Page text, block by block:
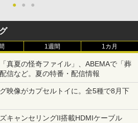
● ● ●
1週間 1カ月
真夏の怪奇ファイル」、ABEMAで「葬
信など。夏の特番・配信情報
映像がカプセルトイに。全5種で8月下
キャンセリングII搭載HDMIケーブル